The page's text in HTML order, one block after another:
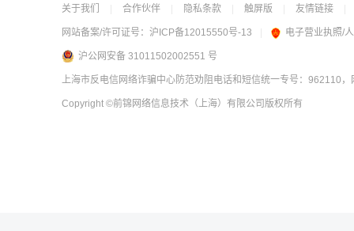
关于我们 合作伙伴 隐私条款 触屏版 友情链接
网站备案/许可证号： 沪ICP备12015550号-13 电子营业执照/
沪公网安备 31011502002551 号
上海市反电信网络诈骗中心防范劝阻电话和短信统一专号：962110
Copyright ©前锦网络信息技术（上海）有限公司 版权所有